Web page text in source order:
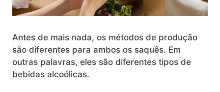
Antes de mais nada, os métodos de produção
são diferentes para ambos os saquês. Em
outras palavras, eles são diferentes tipos de
bebidas alcoólicas.